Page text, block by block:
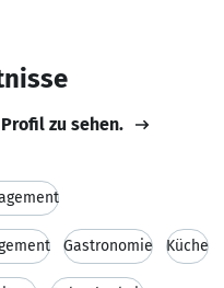
zu sehen.
Gastronomie Küche